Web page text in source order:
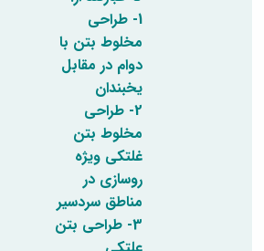
1- طراحی
مخلوط بتن با
دوام در مقابل
یخبندان
2- طراحی
مخلوط بتن
غلتکی ویژه
روسازی در
مناطق سردسیر
3- طراحی بتن